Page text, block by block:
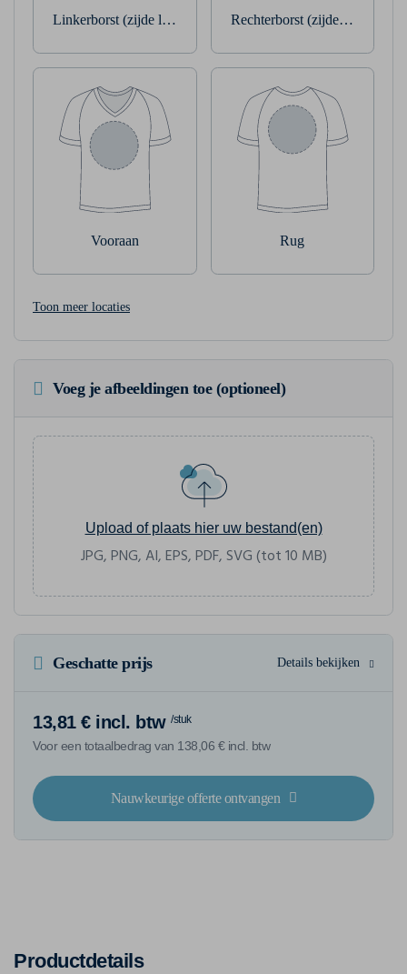
Linkerborst (zijde linkerarm) Rechterborst (zijde
Vooraan Rug
Toon meer locaties
Voeg je afbeeldingen toe (optioneel)
Upload of plaats hier uw bestand(en)
JPG, PNG, AI, EPS, PDF, SVG (tot 10 MB)
Geschatte prijs Details bekijken
13,81 € incl. btw /stuk
Voor een totaalbedrag van 138,06 € incl. btw
Nauwkeurige offerte ontvangen
Productdetails